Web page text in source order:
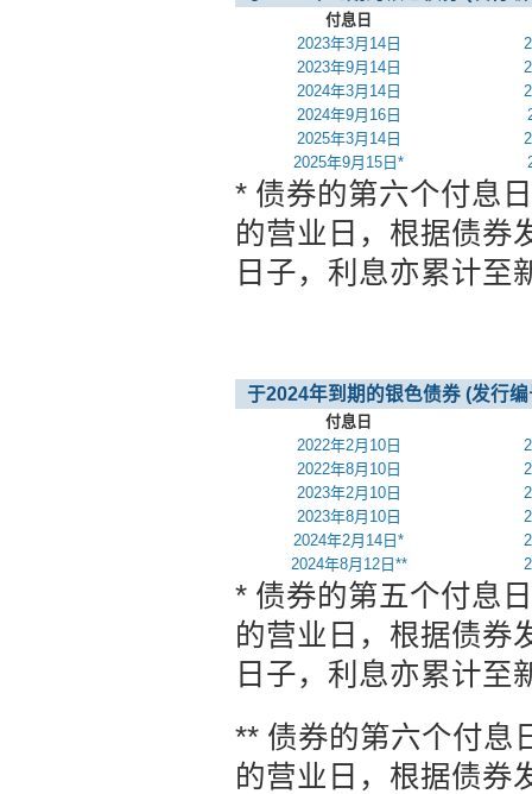
付息日
2023年3月14日
2023年9月14日
2024年3月14日
2024年9月16日
2025年3月14日
2025年9月15日*
* 债券的第六个付息
的营业日，根据债券
日子，利息亦累计至
于2024年到期的银色债券 (发行
付息日
2022年2月10日
2022年8月10日
2023年2月10日
2023年8月10日
2024年2月14日*
2024年8月12日**
* 债券的第五个付息
的营业日，根据债券
日子，利息亦累计至
** 债券的第六个付息
的营业日，根据债券